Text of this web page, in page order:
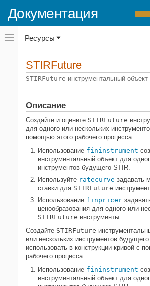
Документация
Переключатель
навигационного
меню
переключатель
навигационного
Financial Instruments Toolbox
Financial Instruments Toolbox
Ценовые инструменты процентной
ставки
НА ЭТОЙ СТРАНИЦЕ
Описание
Создание
Функции объекта
Смотрите также
Ресурсы
STIRFuture
STIRFuture инструментальный объект
Описание
Создайте и оцените STIRFuture
для одного или нескольких
помощью этого рабочего процесса:
Использование fininstrument
инструментальный объект для
инструментов будущего STIR.
Используйте ratecurve задавать
ставки для STIRFuture
Использование finpricer
ценообразования для одного или
STIRFuture инструменты.
Создайте STIRFuture
или нескольких инструментов
использовать в конструкции кривой с
рабочего процесса:
Использование fininstrument
инструментальный объект для